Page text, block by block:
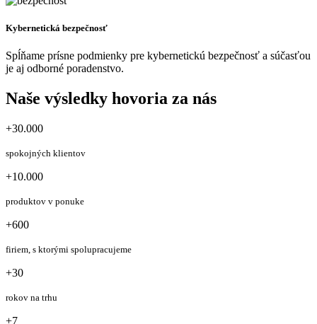
Kybernetická bezpečnosť
Spĺňame prísne podmienky pre kybernetickú bezpečnosť a súčasťou
je aj odborné poradenstvo.
Naše výsledky hovoria za nás
+30.000
spokojných klientov
+10.000
produktov v ponuke
+600
firiem, s ktorými spolupracujeme
+30
rokov na trhu
+7